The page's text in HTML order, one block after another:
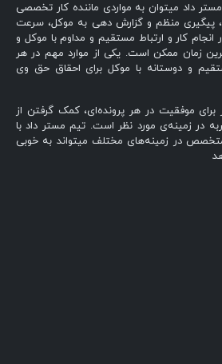
داد میتوان به مواردی ماننده کار تخصصی
پیگیری منظم و گزارش دهی به موکل، سرعت
انجام کار و ارتباط مستقیم و مداوم با موکل و
زمان ممکن است. یکی از موارد مهم در هر
و دوستانه با موکل برای احقاق حق وی
برای موفقیت در هر پرونده‌ای، کمک گرفتن از
در زمینه‌ی مورد نظر است. تیم مستر داد با
در زمینه‌های مختلف میتواند به خوبی